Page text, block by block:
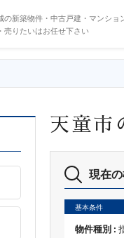
の新築物件・中古戸建・マンショ
売りたいはお任せ下さい
天童市
現在
基本条件
物件種別 :